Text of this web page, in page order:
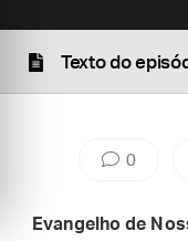
Texto do
0
Evangelho de